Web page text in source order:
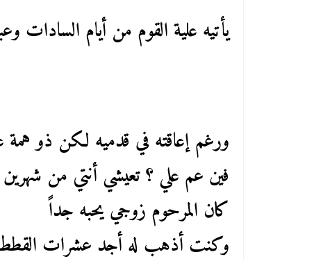
يأتيه علية القوم من أيام السادات
ورغم إعاقته في قدميه لكن ذو همة
فين عم علي ؟ تعيشي أنتي من شهرين
كان المرحوم زوجي يحبه جداً
وكنت أذهب له أجد عشرات القطط